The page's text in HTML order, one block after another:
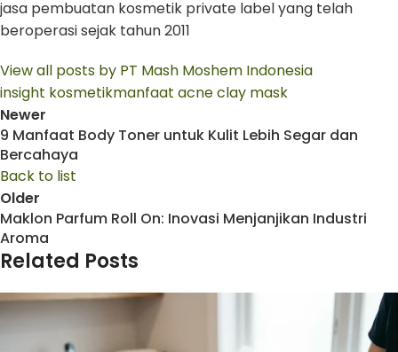
jasa pembuatan kosmetik private label yang telah
beroperasi sejak tahun 2011
View all posts by PT Mash Moshem Indonesia
insight kosmetikmanfaat acne clay mask
Newer
9 Manfaat Body Toner untuk Kulit Lebih Segar dan
Bercahaya
Back to list
Older
Maklon Parfum Roll On: Inovasi Menjanjikan Industri
Aroma
Related Posts